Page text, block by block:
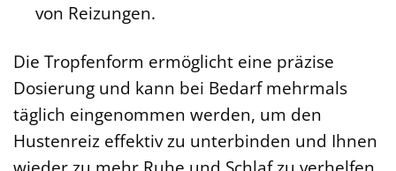
von Reizungen.
Die Tropfenform ermöglicht eine präzise
Dosierung und kann bei Bedarf mehrmals
täglich eingenommen werden, um den
Hustenreiz effektiv zu unterbinden und Ihnen